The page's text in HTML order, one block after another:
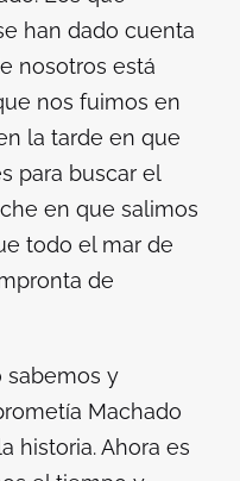
han dado cuenta
nosotros está
nos fuimos en
la tarde en que
para buscar el
en que salimos
todo el mar de
de
sabemos y
Machado
historia. Ahora es